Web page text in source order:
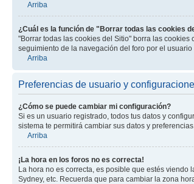
Arriba
¿Cuál es la función de "Borrar todas las cookies
"Borrar todas las cookies del Sitio" borra las
seguimiento de la navegación del foro por el
Arriba
Preferencias de usuario y
¿Cómo se puede cambiar mi configuración?
Si es un usuario registrado, todos tus datos y
sistema te permitirá cambiar sus datos y
Arriba
¡La hora en los foros no es correcta!
La hora no es correcta, es posible que estés
Sydney, etc. Recuerda que para cambiar la zona